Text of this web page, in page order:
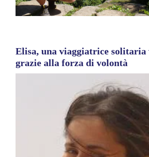
Elisa, una viaggiatrice solitaria
grazie alla forza di volontà